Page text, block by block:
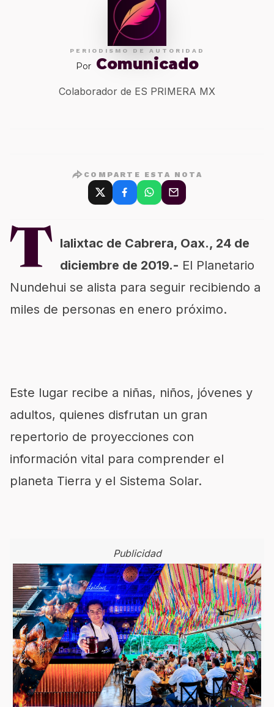
PERIODISMO DE AUTORIDAD
Por Comunicado
Colaborador de ES PRIMERA MX
COMPARTE ESTA NOTA
T lalixtac de Cabrera, Oax., 24 de
diciembre de 2019.- El Planetario
Nundehui se alista para seguir recibiendo a
miles de personas en enero próximo.
Este lugar recibe a niñas, niños, jóvenes y
adultos, quienes disfrutan un gran
repertorio de proyecciones con
información vital para comprender el
planeta Tierra y el Sistema Solar.
Publicidad